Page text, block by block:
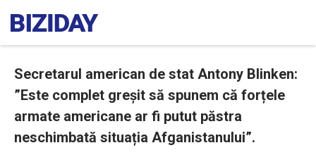
Secretarul american de stat Antony Blinken:
”Este complet greșit să spunem că forțele
armate americane ar fi putut păstra
neschimbată situația Afganistanului”.